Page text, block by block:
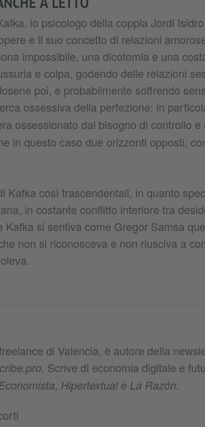
lo psicologo della coppia Jordi
e il suo concetto di relazioni
impossibile, una dicotomia e una
e colpa, godendo delle relazioni
poi, e probabilmente soffrendo
ossessiva della perfezione: in
ossessionato dal bisogno di controllo
in questo caso due orizzonti opposti,
Kafka così trascendentali, in quanto
in costante conflitto interiore tra
Kafka si sentiva come Gregor Samsa
non si riconosceva e non riusciva a
di Valencia, è autore della
. Scrive di economia digitale e
, Hipertextual e La Razón.